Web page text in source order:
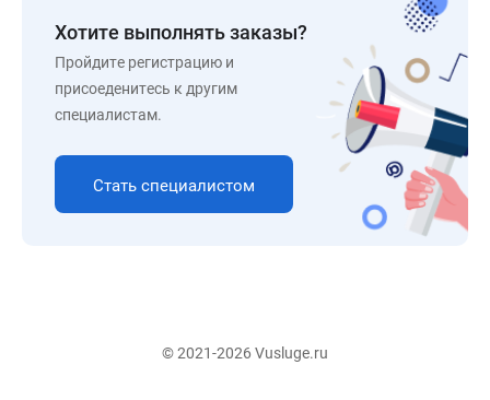
Хотите выполнять заказы?
Пройдите регистрацию и
присоеденитесь к другим
специалистам.
Стать специалистом
© 2021-2026 Vusluge.ru